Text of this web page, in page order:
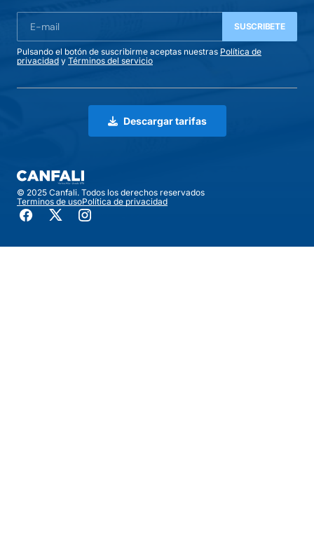
SUSCRIBETE
Pulsando el botón de suscribirme aceptas nuestras Política de
privacidad y Términos del servicio
Descargar tarifas
© 2025 Canfali. Todos los derechos reservados
Terminos de usoPolítica de privacidad